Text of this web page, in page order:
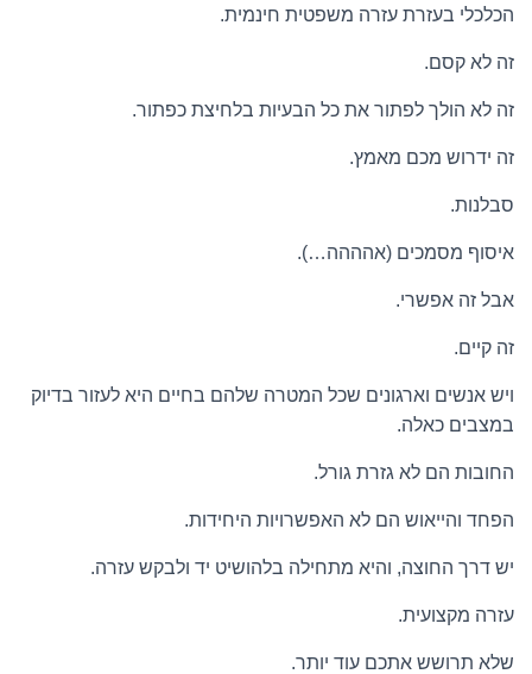
הכלכלי בעזרת עזרה משפטית חינמית.
זה לא קסם.
זה לא הולך לפתור את כל הבעיות בלחיצת כפתור.
זה ידרוש מכם מאמץ.
סבלנות.
איסוף מסמכים (אהההה…).
אבל זה אפשרי.
זה קיים.
ויש אנשים וארגונים שכל המטרה שלהם בחיים היא לעזור בדיוק
במצבים כאלה.
החובות הם לא גזרת גורל.
הפחד והייאוש הם לא האפשרויות היחידות.
יש דרך החוצה, והיא מתחילה בלהושיט יד ולבקש עזרה.
עזרה מקצועית.
שלא תרושש אתכם עוד יותר.